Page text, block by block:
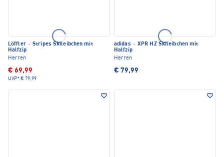
Löffler · Stripes Skileibchen mit
Halfzip
Herren
€ 69,99
UVP* € 79,99
adidas · XPR HZ Skileibchen mit
Halfzip
Herren
€ 79,99